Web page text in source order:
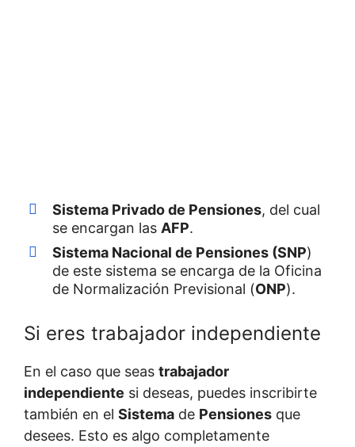
Sistema Privado de Pensiones, del cual
se encargan las AFP.
Sistema Nacional de Pensiones (SNP)
de este sistema se encarga de la Oficina
de Normalización Previsional (ONP).
Si eres trabajador independiente
En el caso que seas trabajador
independiente si deseas, puedes inscribirte
también en el Sistema de Pensiones que
desees. Esto es algo completamente